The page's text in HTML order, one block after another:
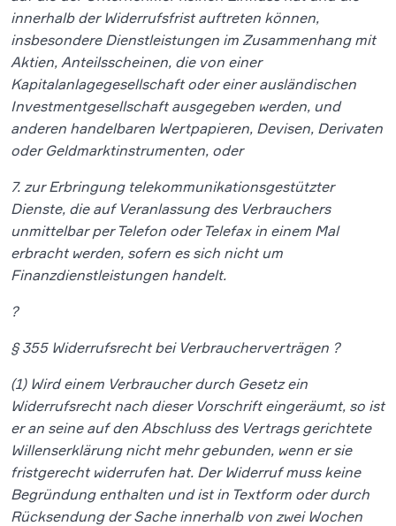
innerhalb der Widerrufsfrist auftreten können,
insbesondere Dienstleistungen im Zusammenhang mit
Aktien, Anteilsscheinen, die von einer
Kapitalanlagegesellschaft oder einer ausländischen
Investmentgesellschaft ausgegeben werden, und
anderen handelbaren Wertpapieren, Devisen, Derivaten
oder Geldmarktinstrumenten, oder
7. zur Erbringung telekommunikationsgestützter
Dienste, die auf Veranlassung des Verbrauchers
unmittelbar per Telefon oder Telefax in einem Mal
erbracht werden, sofern es sich nicht um
Finanzdienstleistungen handelt.
?
§ 355 Widerrufsrecht bei Verbraucherverträgen ?
(1) Wird einem Verbraucher durch Gesetz ein
Widerrufsrecht nach dieser Vorschrift eingeräumt, so ist
er an seine auf den Abschluss des Vertrags gerichtete
Willenserklärung nicht mehr gebunden, wenn er sie
fristgerecht widerrufen hat. Der Widerruf muss keine
Begründung enthalten und ist in Textform oder durch
Rücksendung der Sache innerhalb von zwei Wochen